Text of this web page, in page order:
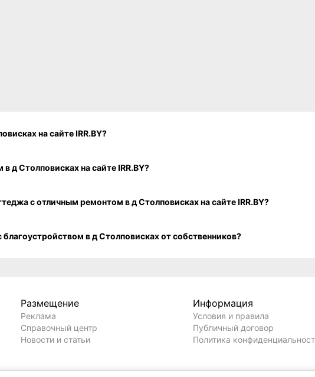
Размещение
Реклама
Справочный центр
Информация
Условия и правила
Публичный договор